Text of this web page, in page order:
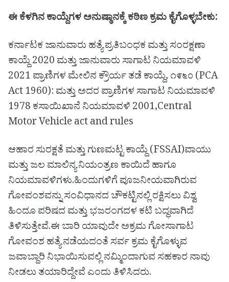
ಈ ಕೆಳಗಿನ ಕಾಯ್ದೆಗಳ ಅನುಷ್ಠಾನಕ್ಕೆ ಕಠಿಣ ಕ್ರಮ ಕೈಗೊಳ್ಳಬೇಕು:
ಕರ್ನಾಟಕ ಜಾನುವಾರು ಹತ್ಯೆ ಪ್ರತಿಬಂಧಕ ಮತ್ತು ಸಂರಕ್ಷಣಾ
ಕಾಯ್ದೆ 2020 ಮತ್ತು ಜಾನುವಾರು ಸಾಗಾಟ ನಿಯಮಾವಳಿ
2021 ಪ್ರಾಣಿಗಳ ಮೇಲಿನ ಕ್ರೌರ್ಯ ತಡೆ ಕಾಯ್ದೆ, ೧೯೬೦ (PCA
Act 1960): ಮತ್ತು ಅದರ ಪ್ರಾಣಿಗಳ ಸಾಗಾಟ ನಿಯಮಾವಳಿ
1978 ಕಸಾಯಿಖಾನೆ ನಿಯಮಾವಳಿ 2001,Central
Motor Vehicle act and rules
ಆಹಾರ ಸುರಕ್ಷತೆ ಮತ್ತು ಗುಣಮಟ್ಟ ಕಾಯ್ದೆ (FSSAI)ವಾಯು
ಮತ್ತು ಜಲ ಮಾಲಿನ್ಯ ನಿಯಂತ್ರಣ ಕಾಯಿದೆ ಹಾಗೂ
ನಿಯಮಾವಳಿಗಳು.ಹಿಂದುಗಳಿಗೆ ಪೂಜನೀಯವಾಗಿರುವ
ಗೋವಂಶವನ್ನು ಸಂವಿಧಾನದ ಚೌಕಟ್ಟಿನಲ್ಲಿ ರಕ್ಷಿಸಲು ವಿಶ್ವ
ಹಿಂದೂ ಪರಿಷದ ಮತ್ತು ಭಜರಂಗದಳ ಕಟಿ ಬದ್ಧವಾಗಿದೆ
ತಿಳಿಸುತ್ತೇವೆ.ಈ ಬಾರಿ ಯಾವುದೇ ಅಕ್ರಮ ಗೋಸಾಗಾಟ
ಗೋವಂಶ ಹತ್ಯೆ ನಡೆಯದಂತೆ ಸರ್ವ ಕ್ರಮ ಕೈಗೊಳ್ಳುವ
ಜವಾಬ್ದಾರಿ ನಿಭಾಯಿಸುವಲ್ಲಿ ನಮ್ಮಿಂದಾಗುವ ಸಹಕಾರ ನಾವು
ನೀಡಲು ತಯಾರಿದ್ದೇವೆ ಎಂದು ತಿಳಿಸಿದರು.